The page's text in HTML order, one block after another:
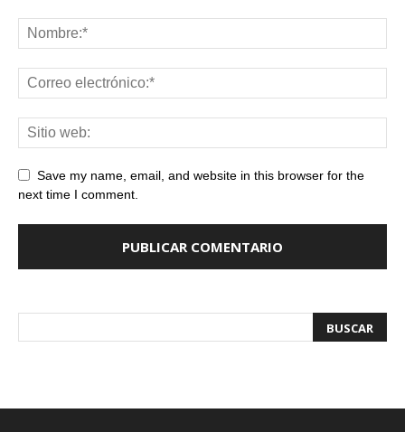
Save my name, email, and website in this browser for the
next time I comment.